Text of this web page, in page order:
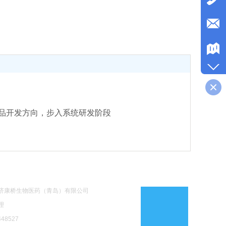
开发方向，步入系统研发阶段
康桥生物医药（青岛）有限公司